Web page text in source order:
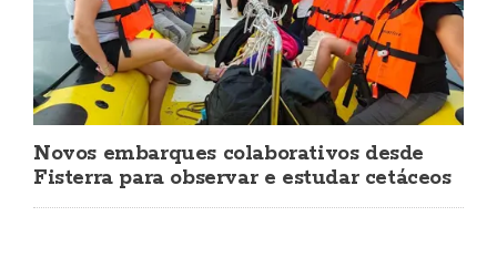
Novos embarques colaborativos desde
Fisterra para observar e estudar cetáceos